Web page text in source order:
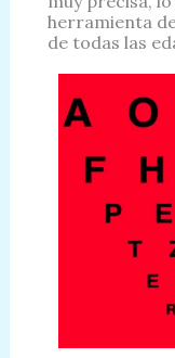
herramienta
de todas las